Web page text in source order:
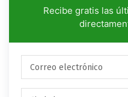
Recibe gratis las